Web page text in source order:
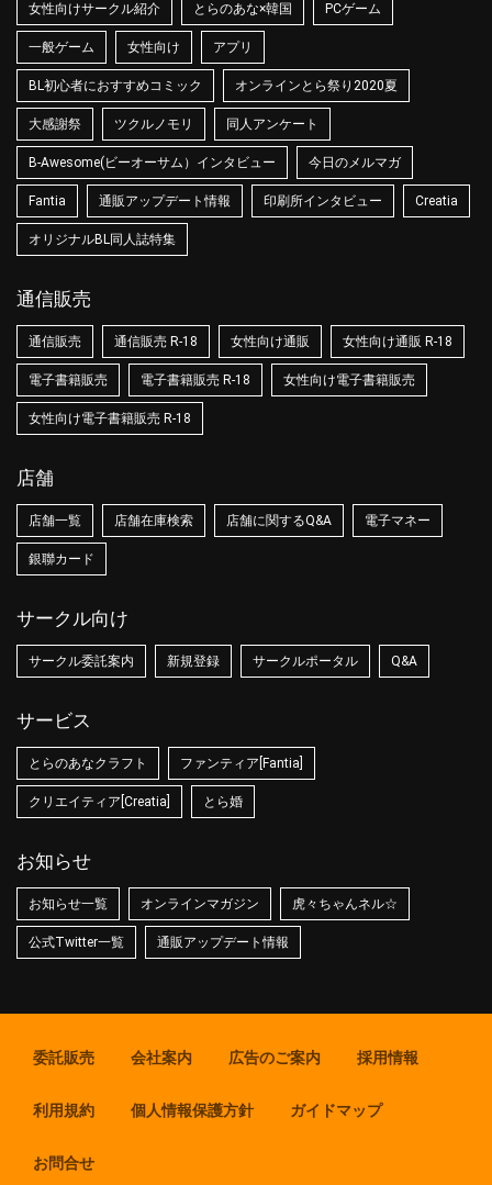
女性向けサークル紹介 とらのあな×韓国 PCゲーム
一般ゲーム 女性向け アプリ
BL初心者におすすめコミック オンラインとら祭り2020夏
大感謝祭 ツクルノモリ 同人アンケート
B-Awesome(ビーオーサム）インタビュー 今日のメルマガ
Fantia 通販アップデート情報 印刷所インタビュー Creatia
オリジナルBL同人誌特集
通信販売
通信販売 通信販売 R-18 女性向け通販 女性向け通販 R-18
電子書籍販売 電子書籍販売 R-18 女性向け電子書籍販売
女性向け電子書籍販売 R-18
店舗
店舗一覧 店舗在庫検索 店舗に関するQ&A 電子マネー
銀聯カード
サークル向け
サークル委託案内 新規登録 サークルポータル Q&A
サービス
とらのあなクラフト ファンティア[Fantia]
クリエイティア[Creatia] とら婚
お知らせ
お知らせ一覧 オンラインマガジン 虎々ちゃんネル☆
公式Twitter一覧 通販アップデート情報
委託販売 会社案内 広告のご案内 採用情報
利用規約 個人情報保護方針 ガイドマップ
お問合せ